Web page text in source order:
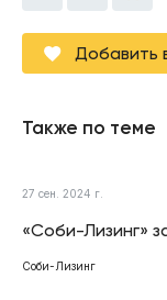
Добавить
Также по теме
27 сен. 2024 г.
«Соби-Лизинг»
Соби-Лизинг